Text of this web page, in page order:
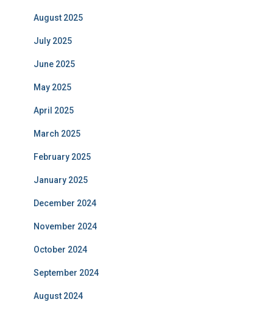
August 2025
July 2025
June 2025
May 2025
April 2025
March 2025
February 2025
January 2025
December 2024
November 2024
October 2024
September 2024
August 2024